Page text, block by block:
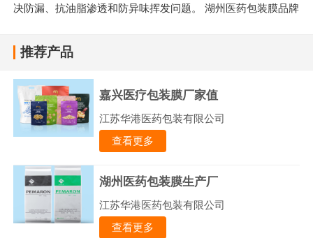
决防漏、抗油脂渗透和防异味挥发问题。 湖州医药包装膜品牌
推荐产品
嘉兴医疗包装膜厂家值
江苏华港医药包装有限公司
查看更多
湖州医药包装膜生产厂
江苏华港医药包装有限公司
查看更多